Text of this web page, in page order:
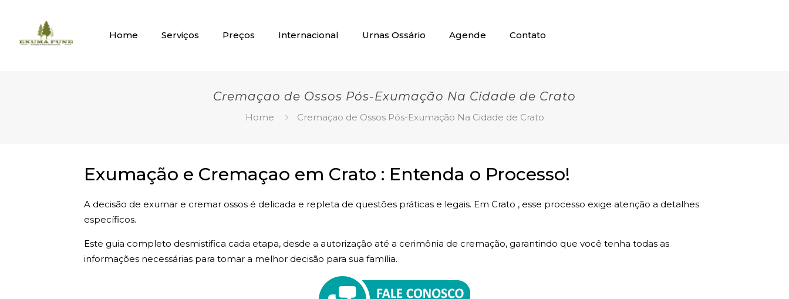
Home Serviços Preços Internacional Urnas Ossário Agende Contato
Cremaçao de Ossos Pós-Exumação Na Cidade de Crato
Home Cremaçao de Ossos Pós-Exumação Na Cidade de Crato
Exumação e Cremaçao em Crato : Entenda o Processo!
A decisão de exumar e cremar ossos é delicada e repleta de questões práticas e legais. Em Crato , esse processo exige atenção a detalhes
específicos.
Este guia completo desmistifica cada etapa, desde a autorização até a cerimônia de cremação, garantindo que você tenha todas as
informações necessárias para tomar a melhor decisão para sua família.